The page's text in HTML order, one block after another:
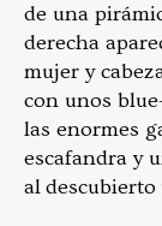
de una
derecha
mujer y
con unos
las enormes
escafandra y
al